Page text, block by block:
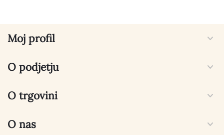
Moj profil
O podjetju
O trgovini
O nas